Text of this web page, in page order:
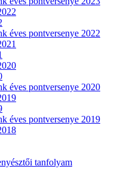
éves pontversenye 2022
éves pontversenye 2020
éves pontversenye 2019
tanfolyam